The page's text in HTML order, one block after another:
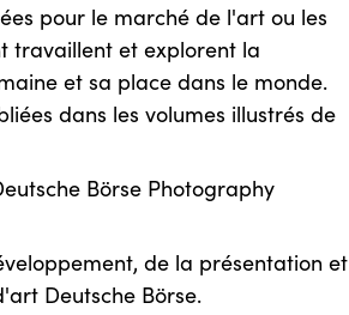
pour le marché de l'art ou les
travaillent et explorent la
et sa place dans le monde.
dans les volumes illustrés de
Börse Photography
de la présentation et
Deutsche Börse.